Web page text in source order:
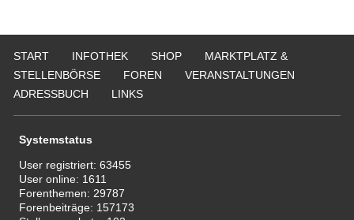
START INFOTHEK SHOP
MARKTPLATZ &
STELLENBÖRSE
FOREN
VERANSTALTUNGEN
ADRESSBUCH
LINKS
Systemstatus
User registriert:63455
User online: 1611
Forenthemen: 29787
Forenbeiträge: 157173